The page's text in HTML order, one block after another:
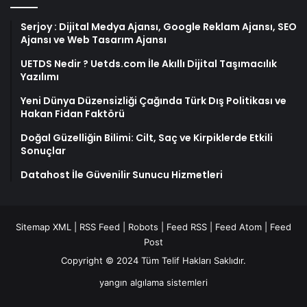
Serjoy : Dijital Medya Ajansı, Google Reklam Ajansı, SEO
Ajansı ve Web Tasarım Ajansı
UETDS Nedir ? Uetds.com İle Akıllı Dijital Taşımacılık
Yazılımı
Yeni Dünya Düzensizliği Çağında Türk Dış Politikası ve
Hakan Fidan Faktörü
Doğal Güzelliğin Bilimi: Cilt, Saç ve Kirpiklerde Etkili
Sonuçlar
Datahost İle Güvenilir Sunucu Hizmetleri
Sitemap XML RSS Feed Robots Feed RSS Feed Atom
Feed
Post
Copyright © 2024 Tüm Telif Hakları Saklıdır.
yangın algılama sistemleri